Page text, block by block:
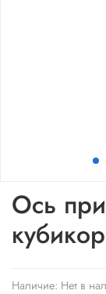
Наличие: Нет в
Ось